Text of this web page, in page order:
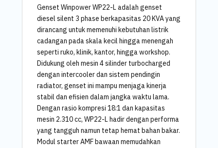
Genset Winpower WP22-L adalah genset
diesel silent 3 phase berkapasitas 20 KVA yang
dirancang untuk memenuhi kebutuhan listrik
cadangan pada skala kecil hingga menengah
seperti ruko, klinik, kantor, hingga workshop.
Didukung oleh mesin 4 silinder turbocharged
dengan intercooler dan sistem pendingin
radiator, genset ini mampu menjaga kinerja
stabil dan efisien dalam jangka waktu lama.
Dengan rasio kompresi 18:1 dan kapasitas
mesin 2.310 cc, WP22-L hadir dengan performa
yang tangguh namun tetap hemat bahan bakar.
Modul starter AMF bawaan memudahkan